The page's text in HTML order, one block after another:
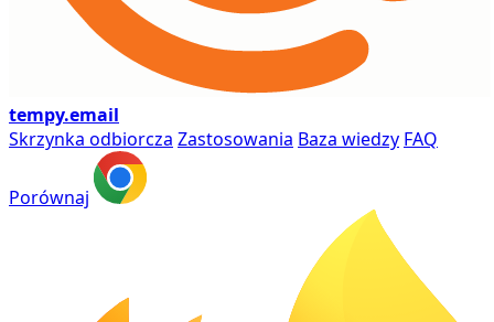
tempy.email
Skrzynka odbiorcza Zastosowania Baza wiedzy FAQ
Porównaj